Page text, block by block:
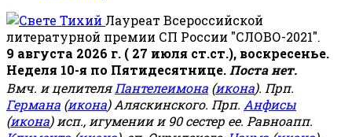
Лауреат Всероссийской
литературной премии СП России "СЛОВО-2021".
9 августа 2026 г. ( 27 июля ст.ст.), воскресенье.
Неделя 10-я по Пятидесятнице. Поста нет.
Вмч. и целителяПантелеимона (икона). Прп.
Германа (икона) Аляскинского. Прп. Анфисы
(икона) исп., игумении и 90 сестер ее. Равноапп.